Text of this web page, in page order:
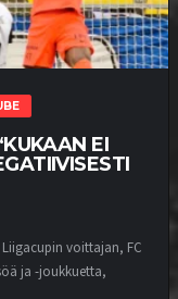
EI
voittajan, FC
ja -joukkuetta,